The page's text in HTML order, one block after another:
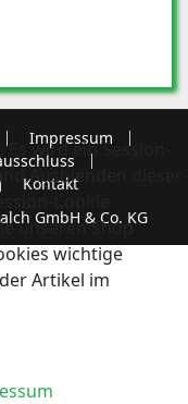
Impressum
Kontakt
GmbH & Co. KG
wird ein Session-
Ausblenden dieser
Cookie
unseren Shop
wichtige
Artikel im